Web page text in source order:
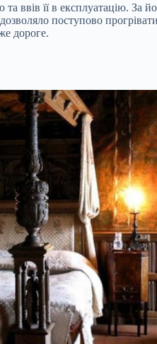
ввів її в експлуатацію. За
поступово
дороге.